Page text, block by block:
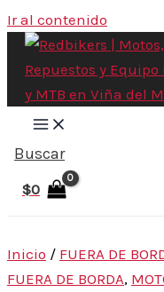
Ir al contenido
Buscar
$0
Inicio / FUERA DE
FUERA DE BORDA,